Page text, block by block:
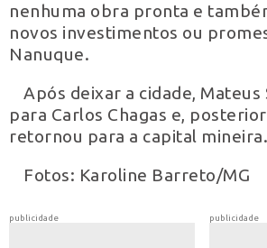
nenhuma obra pronta e
novos investimentos ou
Nanuque.
Após deixar a cidade, Mateus
para Carlos Chagas e,
retornou para a capital mineira.
Fotos: Karoline Barreto/MG
publicidade publicidade